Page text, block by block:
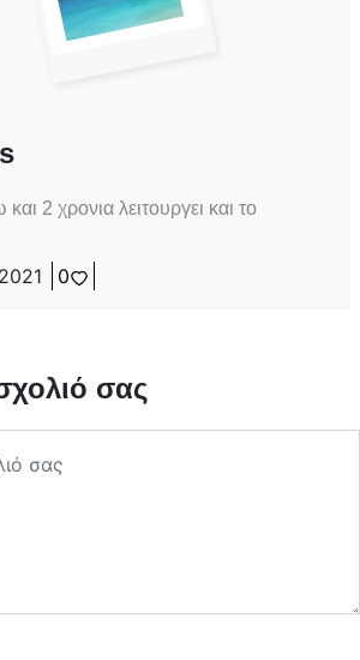
2 χρονια λειτουργει και το
0
σας